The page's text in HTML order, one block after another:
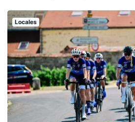
Locales